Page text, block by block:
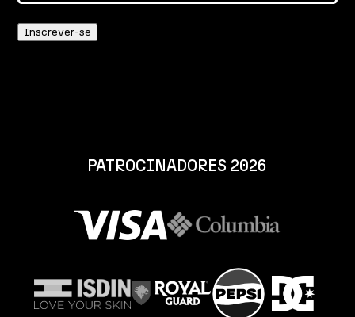
PATROCINADORES 2026